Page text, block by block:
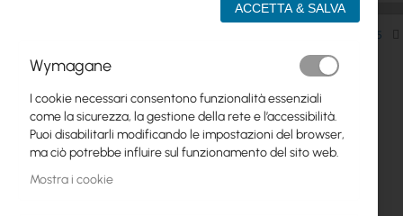
Mesh WiFi5
to
product
list
Mikrotik
WiFi & SOHO
Vai
fine
della
galleria
di
ACCETTA & SALVA
Wymagane
I cookie necessari consentono funzionalità essenziali
come la sicurezza, la gestione della rete e l’accessibilità.
Puoi disabilitarli modificando le impostazioni del browser,
ma ciò potrebbe influire sul funzionamento del sito web.
Mostra i cookie